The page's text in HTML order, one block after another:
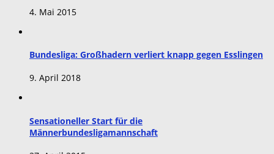
4. Mai 2015
Bundesliga: Großhadern verliert knapp gegen Esslingen
9. April 2018
Sensationeller Start für die
Männerbundesligamannschaft